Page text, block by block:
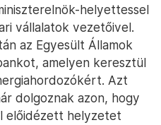
helyettessel
vállalatok vezetőivel.
az Egyesült Államok
amelyen keresztül
Azt
dolgoznak azon, hogy
előidézett helyzetet